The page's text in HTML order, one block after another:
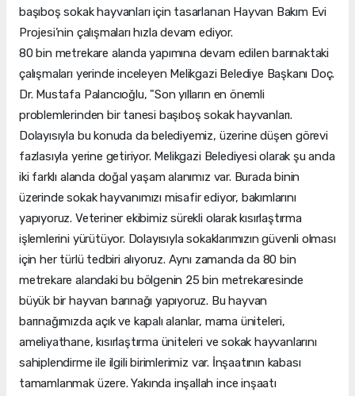
başıboş sokak hayvanları için tasarlanan Hayvan Bakım Evi
Projesi’nin çalışmaları hızla devam ediyor.
80 bin metrekare alanda yapımına devam edilen barınaktaki
çalışmaları yerinde inceleyen Melikgazi Belediye Başkanı Doç.
Dr. Mustafa Palancıoğlu, "Son yılların en önemli
problemlerinden bir tanesi başıboş sokak hayvanları.
Dolayısıyla bu konuda da belediyemiz, üzerine düşen görevi
fazlasıyla yerine getiriyor. Melikgazi Belediyesi olarak şu anda
iki farklı alanda doğal yaşam alanımız var. Burada binin
üzerinde sokak hayvanımızı misafir ediyor, bakımlarını
yapıyoruz. Veteriner ekibimiz sürekli olarak kısırlaştırma
işlemlerini yürütüyor. Dolayısıyla sokaklarımızın güvenli olması
için her türlü tedbiri alıyoruz. Aynı zamanda da 80 bin
metrekare alandaki bu bölgenin 25 bin metrekaresinde
büyük bir hayvan barınağı yapıyoruz. Bu hayvan
barınağımızda açık ve kapalı alanlar, mama üniteleri,
ameliyathane, kısırlaştırma üniteleri ve sokak hayvanlarını
sahiplendirme ile ilgili birimlerimiz var. İnşaatının kabası
tamamlanmak üzere. Yakında inşallah ince inşaatı